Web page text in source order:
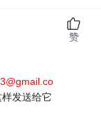
发送给它
赞